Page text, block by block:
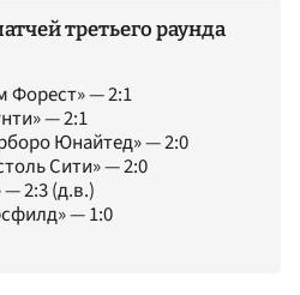
третьего раунда
Форест» — 2:1
— 2:1
Юнайтед» — 2:0
Сити» — 2:0
2:3 (д.в.)
— 1:0